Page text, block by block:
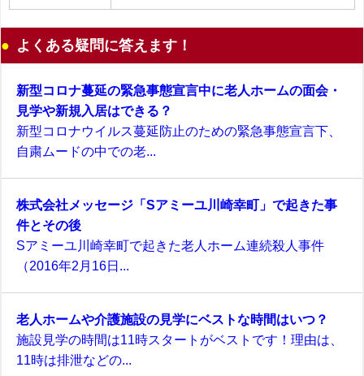
よくある疑問に答えます！
新型コロナ蔓延の緊急事態宣言中に老人ホームの面会・
見学や新規入居はできる？
新型コロナウイルス蔓延防止のための緊急事態宣言下、
自粛ムードの中での老...
株式会社メッセージ「Sアミーユ川崎幸町」で起きた事
件とその後
Sアミーユ川崎幸町で起きた老人ホーム連続殺人事件
（2016年2月16日...
老人ホームや介護施設の見学にベストな時間はいつ？
施設見学の時間は11時スタートがベストです！理由は、
11時は排泄などの...